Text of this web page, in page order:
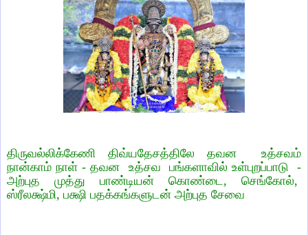
திருவல்லிக்கேணி திவ்யதேசத்திலே தவன உத்சவம்
நான்காம் நாள் - தவன உத்சவ பங்களாவில் உள்புறப்பாடு -
அற்புத முத்து பாண்டியன் கொண்டை, செங்கோல்,
ஸ்ரீலக்ஷ்மி, பக்ஷி பதக்கங்களுடன் அற்புத சேவை